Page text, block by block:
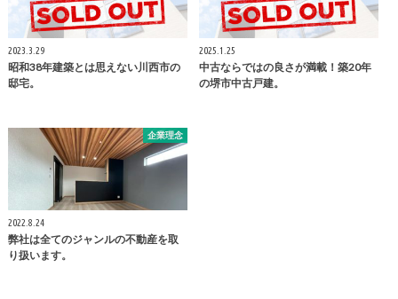
2023.3.29
昭和38年建築とは思えない川西市の
邸宅。
2025.1.25
中古ならではの良さが満載！築20年
の堺市中古戸建。
企業理念
2022.8.24
弊社は全てのジャンルの不動産を取
り扱います。